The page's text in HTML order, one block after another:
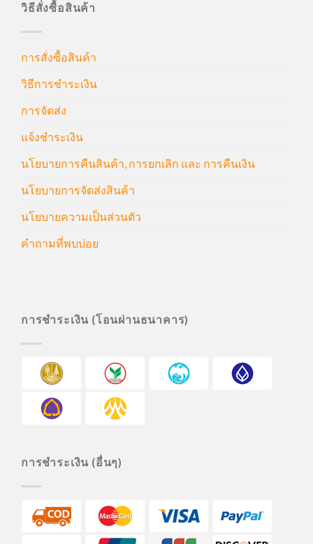
วิธีสั่งซื้อสินค้า
การสั่งซื้อสินค้า
วิธีการชำระเงิน
การจัดส่ง
แจ้งชำระเงิน
นโยบายการคืนสินค้า, การยกเลิก และ การคืนเงิน
นโยบายการจัดส่งสินค้า
นโยบายความเป็นส่วนตัว
คำถามที่พบบ่อย
การชำระเงิน (โอนผ่านธนาคาร)
การชำระเงิน (อื่นๆ)